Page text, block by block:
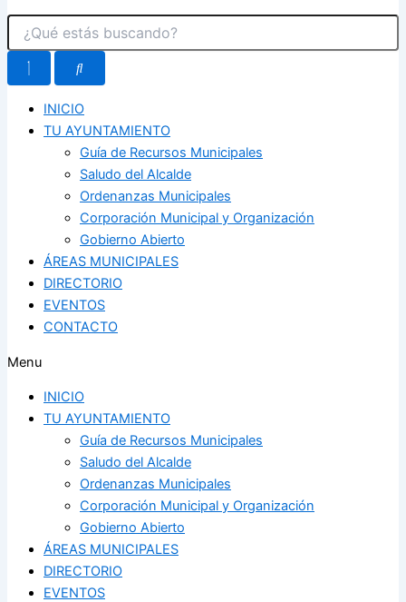
INICIO
TU AYUNTAMIENTO
Guía de Recursos Municipales
Saludo del Alcalde
Ordenanzas Municipales
Corporación Municipal y Organización
Gobierno Abierto
ÁREAS MUNICIPALES
DIRECTORIO
EVENTOS
CONTACTO
Menu
INICIO
TU AYUNTAMIENTO
Guía de Recursos Municipales
Saludo del Alcalde
Ordenanzas Municipales
Corporación Municipal y Organización
Gobierno Abierto
ÁREAS MUNICIPALES
DIRECTORIO
EVENTOS